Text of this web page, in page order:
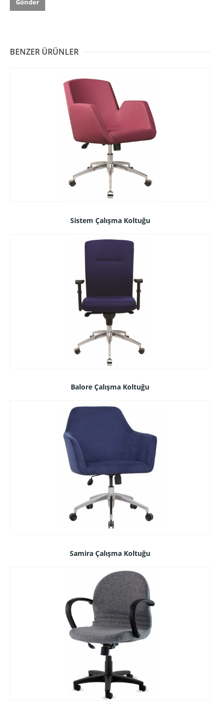
BENZER ÜRÜNLER
Sistem Çalışma Koltuğu
Balore Çalışma Koltuğu
Samira Çalışma Koltuğu